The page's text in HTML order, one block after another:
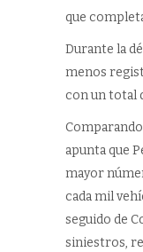
que
Durante la
menos
con un total
apunta que
mayor
cada mil
seguido de
siniestros,